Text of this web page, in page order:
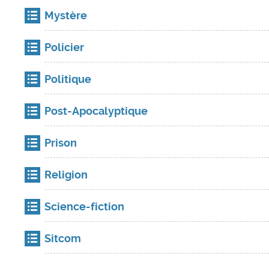
Mystère
Policier
Politique
Post-Apocalyptique
Prison
Religion
Science-fiction
Sitcom